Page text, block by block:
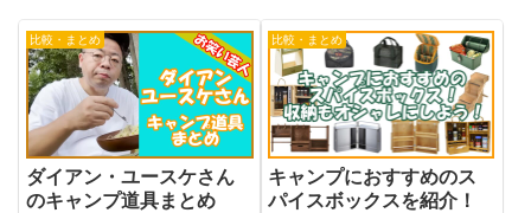
比較・まとめ
ダイアン・ユースケさん
のキャンプ道具まとめ
比較・まとめ
キャンプにおすすめのス
パイスボックスを紹介！